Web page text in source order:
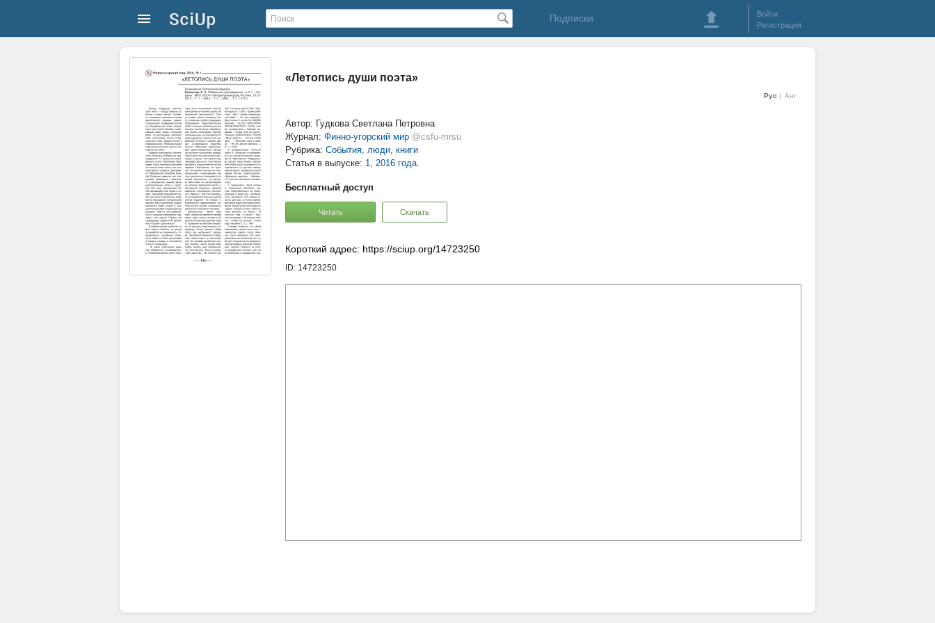
Подписки
Войти
Регистрация
«Летопись души поэта»
Рус Анг
Автор: Гудкова Светлана Петровна
Журнал: Финно-угорский мир @csfu-mrsu
Рубрика: События, люди, книги
Статья в выпуске: 1, 2016 года.
Бесплатный доступ
Читать Скачать
Короткий адрес: https://sciup.org/14723250
ID: 14723250